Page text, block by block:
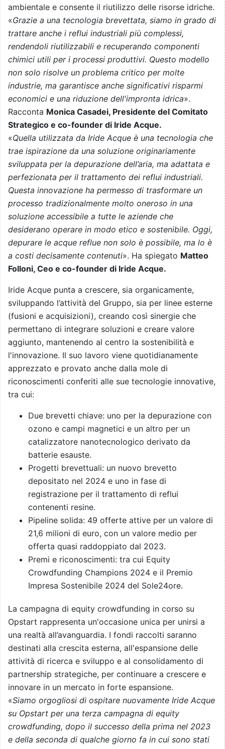
ambientale e consente il riutilizzo delle risorse idriche.
«Grazie a una tecnologia brevettata, siamo in grado di
trattare anche i reflui industriali più complessi,
rendendoli riutilizzabili e recuperando componenti
chimici utili per i processi produttivi. Questo modello
non solo risolve un problema critico per molte
industrie, ma garantisce anche significativi risparmi
economici e una riduzione dell'impronta idrica».
Racconta Monica Casadei, Presidente del Comitato
Strategico e co-founder di Iride Acque.
«Quella utilizzata da Iride Acque è una tecnologia che
trae ispirazione da una soluzione originariamente
sviluppata per la depurazione dell’aria, ma adattata e
perfezionata per il trattamento dei reflui industriali.
Questa innovazione ha permesso di trasformare un
processo tradizionalmente molto oneroso in una
soluzione accessibile a tutte le aziende che
desiderano operare in modo etico e sostenibile. Oggi,
depurare le acque reflue non solo è possibile, ma lo è
a costi decisamente contenuti». Ha spiegato Matteo
Folloni, Ceo e co-founder di Iride Acque.
Iride Acque punta a crescere, sia organicamente,
sviluppando l’attività del Gruppo, sia per linee esterne
(fusioni e acquisizioni), creando così sinergie che
permettano di integrare soluzioni e creare valore
aggiunto, mantenendo al centro la sostenibilità e
l'innovazione. Il suo lavoro viene quotidianamente
apprezzato e provato anche dalla mole di
riconoscimenti conferiti alle sue tecnologie innovative,
tra cui:
Due brevetti chiave: uno per la depurazione con
ozono e campi magnetici e un altro per un
catalizzatore nanotecnologico derivato da
batterie esauste.
Progetti brevettuali: un nuovo brevetto
depositato nel 2024 e uno in fase di
registrazione per il trattamento di reflui
contenenti resine.
Pipeline solida: 49 offerte attive per un valore di
21,6 milioni di euro, con un valore medio per
offerta quasi raddoppiato dal 2023.
Premi e riconoscimenti: tra cui Equity
Crowdfunding Champions 2024 e il Premio
Impresa Sostenibile 2024​​ del Sole24ore.
La campagna di equity crowdfunding in corso su
Opstart rappresenta un'occasione unica per unirsi a
una realtà all’avanguardia. I fondi raccolti saranno
destinati alla crescita esterna, all'espansione delle
attività di ricerca e sviluppo e al consolidamento di
partnership strategiche, per continuare a crescere e
innovare in un mercato in forte espansione.
«Siamo orgogliosi di ospitare nuovamente Iride Acque
su Opstart per una terza campagna di equity
crowdfunding, dopo il successo della prima nel 2023
e della seconda di qualche giorno fa in cui sono stati